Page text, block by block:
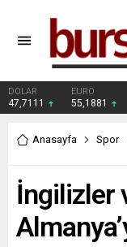
DOLAR
47,7111
EURO
55,1881
Anasayfa Spor
İngilizler